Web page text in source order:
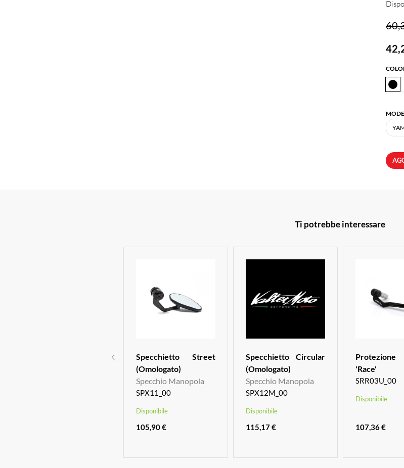
Ti potrebbe interessare
Specchietto Street
(Omologato)
Specchio Manopola
SPX11_00
Disponibile
105,90 €
Specchietto Circular
(Omologato)
Specchio Manopola
SPX12M_00
Disponibile
115,17 €
'Race'
SRR03U_00
Disponibile
107,36 €